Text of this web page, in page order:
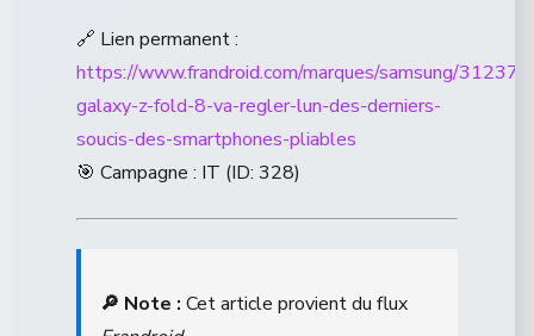
🔗 Lien permanent :
https://www.frandroid.com/marques/samsung/
galaxy-z-fold-8-va-regler-lun-des-derniers-
soucis-des-smartphones-pliables
🎯 Campagne : IT (ID: 328)
🔎 Note : Cet article provient du flux